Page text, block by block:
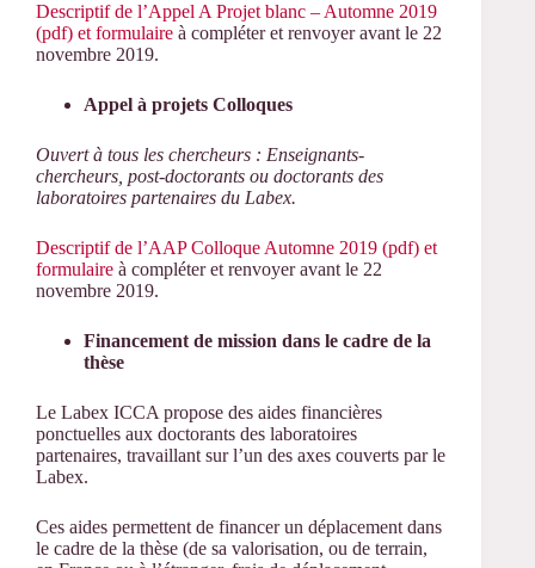
Descriptif de l’Appel A Projet blanc – Automne 2019
(pdf) et formulaire à compléter et renvoyer avant le 22
novembre 2019.
Appel à projets Colloques
Ouvert à tous les chercheurs : Enseignants-
chercheurs, post-doctorants ou doctorants des
laboratoires partenaires du Labex.
Descriptif de l’AAP Colloque Automne 2019 (pdf) et
formulaire à compléter et renvoyer avant le 22
novembre 2019.
Financement de mission dans le cadre de la
thèse
Le Labex ICCA propose des aides financières
ponctuelles aux doctorants des laboratoires
partenaires, travaillant sur l’un des axes couverts par le
Labex.
Ces aides permettent de financer un déplacement dans
le cadre de la thèse (de sa valorisation, ou de terrain,